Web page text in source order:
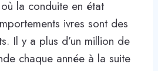
la conduite en état
ivres sont des
Il y a plus d’un million de
chaque année à la suite